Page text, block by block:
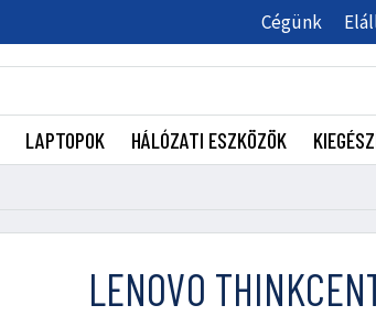
Cégünk
LAPTOPOK HÁLÓZATI ESZKÖZÖK
LENOVO